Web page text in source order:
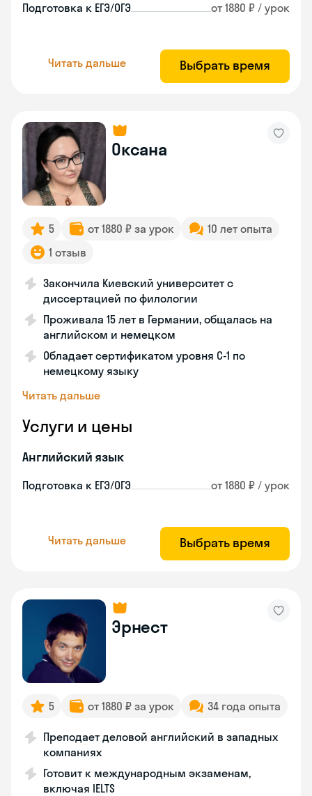
Подготовка к ЕГЭ/ОГЭ от 1880 ₽ / урок
Читать дальше Выбрать время
Оксана
5 от 1880 ₽ за урок
10 лет опыта
1 отзыв
Закончила Киевский университет с
диссертацией по филологии
Проживала 15 лет в Германии, общалась на
английском и немецком
Обладает сертификатом уровня C-1 по
немецкому языку
Читать дальше
Услуги и цены
Английский язык
Подготовка к ЕГЭ/ОГЭ от 1880 ₽ / урок
Читать дальше Выбрать время
Эрнест
5 от 1880 ₽ за урок 34 года опыта
Преподает деловой английский в западных
компаниях
Готовит к международным экзаменам,
включая IELTS